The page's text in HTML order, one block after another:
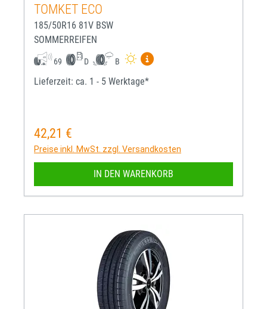
TOMKET ECO
185/50R16 81V BSW
SOMMERREIFEN
69 D B
Mehr Informationen zum
Lieferzeit: ca. 1 - 5 Werktage*
Regulärer Preis:
42,21 €
Preise inkl. MwSt. zzgl. Versandkosten
IN DEN WARENKORB